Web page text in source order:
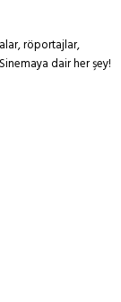
röportajlar,
dair her şey!